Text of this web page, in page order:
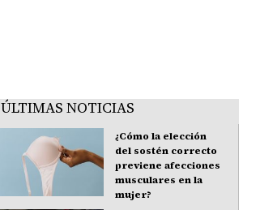
ÚLTIMAS NOTICIAS
¿Cómo la elección
del sostén correcto
previene afecciones
musculares en la
mujer?